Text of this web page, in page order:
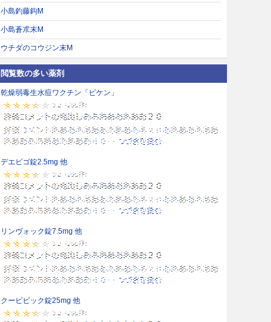
小島釣藤鈎M
小島蒼朮末M
ウチダのコウジン末M
閲覧数の多い薬剤
乾燥弱毒生水痘ワクチン「ビケン」
デエビゴ錠2.5mg 他
リンヴォック錠7.5mg 他
クービビック錠25mg 他